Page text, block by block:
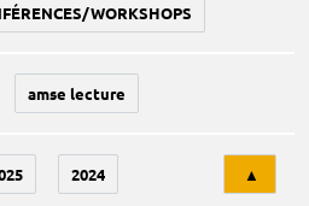
WORKSHOPS
amse lecture
2024 ▲